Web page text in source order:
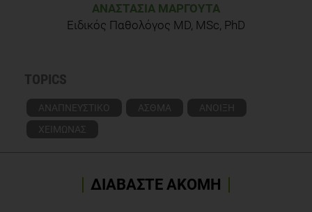
ΑΝΑΣΤΑΣΊΑ ΜΑΡΓΟΎΤΑ
Ειδικός Παθολόγος MD, MSc, PhD
TOPICS
ΑΝΑΠΝΕΥΣΤΙΚΟ ΑΣΘΜΑ
ΑΝΟΙΞΗ
ΧΕΙΜΩΝΑΣ
ΔΙΑΒΑΣΤΕ ΑΚΟΜΗ